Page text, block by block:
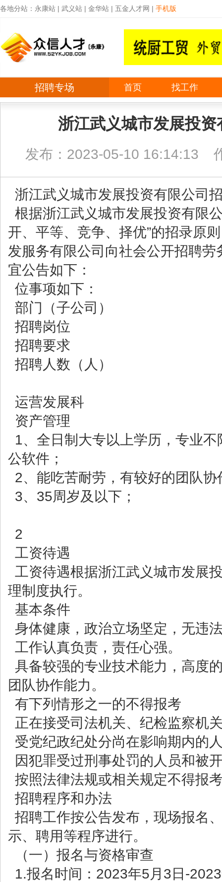
各地分站： 永康站 | 武义站 | 金华站 | 五金人才网 | 手机版
招聘专场 首页 找工作
浙江武义城市发展投
发布：2023-05-10 16:14:13
浙江武义城市发展投资有限公司
根据浙江武义城市发展投资有限
开、平等、竞争、择优”的招录原
发服务有限公司向社会公开招聘
宜公告如下：
位事项如下：
部门（子公司）
招聘岗位
招聘要求
招聘人数（人）
运营发展科
资产管理
1、全日制大专以上学历，专业
公软件；
2、能吃苦耐劳，有较好的团队协
3、35周岁及以下；
2
工资待遇
工资待遇根据浙江武义城市发展
理制度执行。
基本条件
身体健康，政治立场坚定，无违
工作认真负责，责任心强。
具备较强的专业技术能力，高度
团队协作能力。
有下列情形之一的不得报考
正在接受司法机关、纪检监察机
受党纪政纪处分尚在影响期内的
因犯罪受过刑事处罚的人员和被
按照法律法规或相关规定不得报
招聘程序和办法
招聘工作按公告发布，现场报名
示、聘用等程序进行。
（一）报名与资格审查
1.报名时间：2023年5月3日-